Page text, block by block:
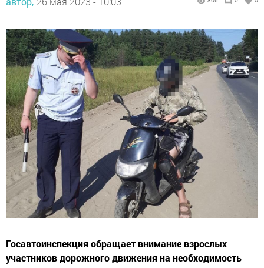
участников дорожного движения на необходимость
контроля за поведением детей